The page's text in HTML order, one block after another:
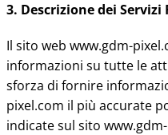
3. Descrizione dei
Il sito web www.gdm-
informazioni su tutte le
sforza di fornire
pixel.com il più accurate
indicate sul sito